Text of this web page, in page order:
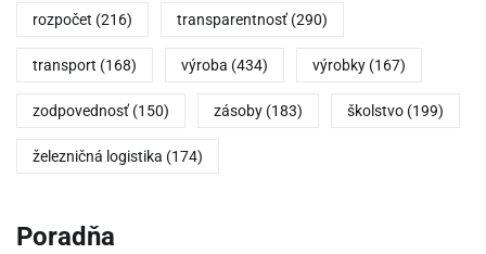
rozpočet (216) transparentnosť (290)
transport (168) výroba (434) výrobky (167)
zodpovednosť (150) zásoby (183) školstvo (199)
železničná logistika (174)
Poradňa